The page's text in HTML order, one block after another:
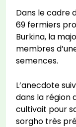
Dans le cadre
69 fermiers
Burkina, la
membres
semences.
L’anecdote
dans la région
cultivait pour
sorgho très